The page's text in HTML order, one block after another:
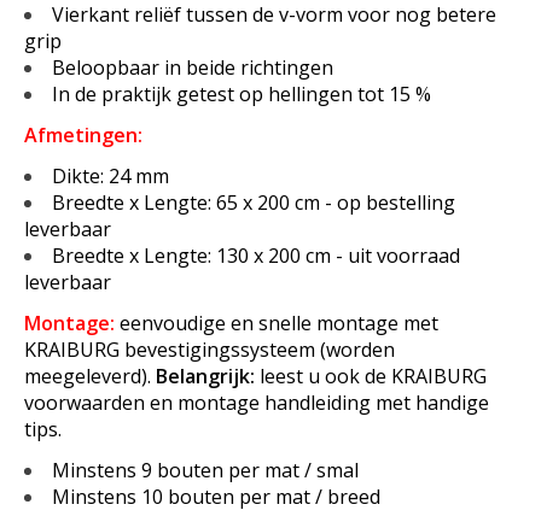
Vierkant reliëf tussen de v-vorm voor nog betere
grip
Beloopbaar in beide richtingen
In de praktijk getest op hellingen tot 15 %
Afmetingen:
Dikte: 24 mm
Breedte x Lengte: 65 x 200 cm - op bestelling
leverbaar
Breedte x Lengte: 130 x 200 cm - uit voorraad
leverbaar
Montage: eenvoudige en snelle montage met
KRAIBURG bevestigingssysteem (worden
meegeleverd). Belangrijk: leest u ook de KRAIBURG
voorwaarden en montage handleiding met handige
tips.
Minstens 9 bouten per mat / smal
Minstens 10 bouten per mat / breed